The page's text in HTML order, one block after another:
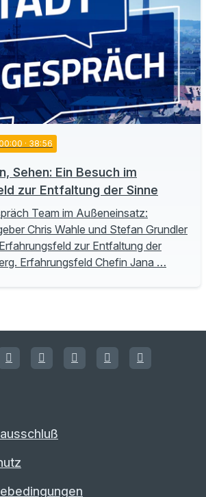
· 38:56
Sehen: Ein Besuch im
zur Entfaltung der Sinne
Team im Außeneinsatz:
Chris Wahle und Stefan Grundler
zur Entfaltung der
Erfahrungsfeld Chefin Jana …